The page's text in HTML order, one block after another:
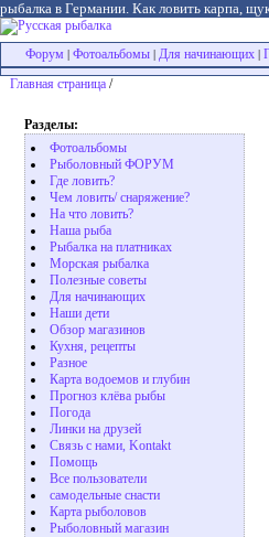
рыбалка в Германии. Как ловить карпа,
Форум Фотоальбомы Для начинающих
Главная страница /
Разделы:
Фотоальбомы
Рыболовный ФОРУМ
Где ловить?
Чем ловить/ снаряжение?
На что ловить?
Наша рыба
Рыбалка на платниках
Морская рыбалка
Полезные советы
Для начинающих
Наши дети
Обзор магазинов
Кухня, рецепты
Разное
Карта водоемов и глубин
Прогноз клёва рыбы
Погода
Линки на друзей
Связь с нами, Kontakt
Помощь
Все пользователи
самодельные снасти
Карта рыболовов
Рыболовный магазин